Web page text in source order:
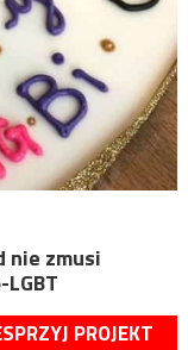
nie zmusi
PROJEKT